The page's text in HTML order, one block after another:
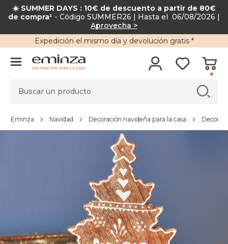
☀️ SUMMER DAYS : 10€ de descuento a partir de 80€
de compra¹ - Código SUMMER26 | Hasta el 06/08/2026 |
Aprovecha >
Expedición el mismo día y devolución gratis*
DECORACIÓN PARA LA CASA
Eminza Navidad Decoración navideña para la casa